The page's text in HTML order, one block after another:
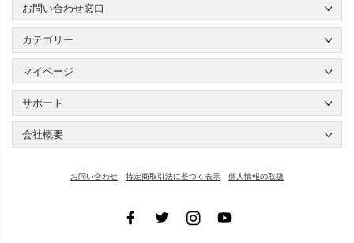
お問い合わせ窓口
カテゴリー
マイページ
サポート
会社概要
お問い合わせ 特定商取引法に基づく表示 個人情報の取扱